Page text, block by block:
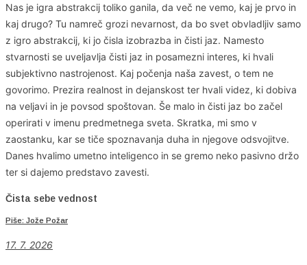
Nas je igra abstrakcij toliko ganila, da več ne vemo, kaj je prvo in
kaj drugo? Tu namreč grozi nevarnost, da bo svet obvladljiv samo
z igro abstrakcij, ki jo čisla izobrazba in čisti jaz. Namesto
stvarnosti se uveljavlja čisti jaz in posamezni interes, ki hvali
subjektivno nastrojenost. Kaj počenja naša zavest, o tem ne
govorimo. Prezira realnost in dejanskost ter hvali videz, ki dobiva
na veljavi in je povsod spoštovan. Še malo in čisti jaz bo začel
operirati v imenu predmetnega sveta. Skratka, mi smo v
zaostanku, kar se tiče spoznavanja duha in njegove odsvojitve.
Danes hvalimo umetno inteligenco in se gremo neko pasivno držo
ter si dajemo predstavo zavesti.
Čista sebe vednost
Piše: Jože Požar
17. 7. 2026